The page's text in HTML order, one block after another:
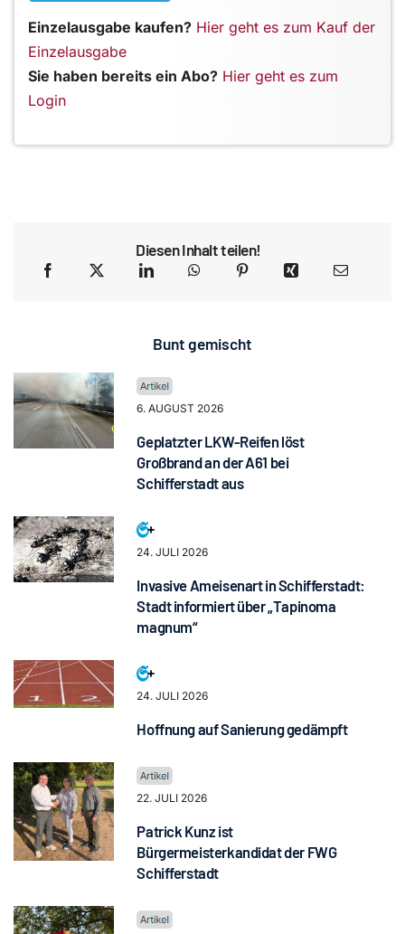
Einzelausgabe kaufen? Hier geht es zum Kauf der
Einzelausgabe
Sie haben bereits ein Abo? Hier geht es zum
Login
Diesen Inhalt teilen!
Bunt gemischt
6. AUGUST 2026
Geplatzter LKW-Reifen löst
Großbrand an der A61 bei
Schifferstadt aus
24. JULI 2026
Invasive Ameisenart in Schifferstadt:
Stadt informiert über „Tapinoma
magnum“
24. JULI 2026
Hoffnung auf Sanierung gedämpft
22. JULI 2026
Patrick Kunz ist
Bürgermeisterkandidat der FWG
Schifferstadt